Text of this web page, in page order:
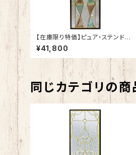
【在庫限り特価】ピュア・ステンドグ
ラスSH-C-GL107
¥41,800
同じカテゴリの商